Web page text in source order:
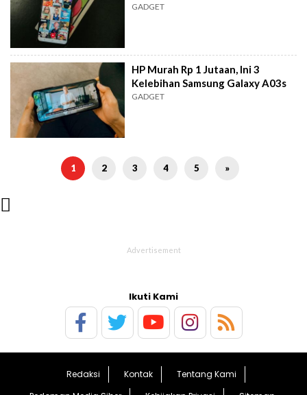
GADGET
HP Murah Rp 1 Jutaan, Ini 3
Kelebihan Samsung Galaxy A03s
GADGET
1 2 3 4 5 »

Ikuti Kami
Redaksi Kontak
Tentang Kami